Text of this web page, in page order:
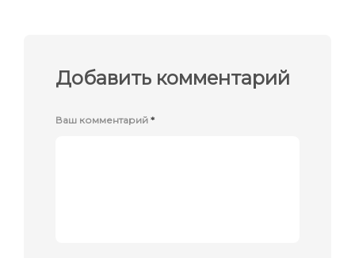
Добавить комментарий
Ваш комментарий *